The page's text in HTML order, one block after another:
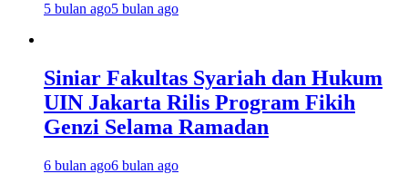
5 bulan ago5 bulan ago
Siniar Fakultas Syariah dan Hukum
UIN Jakarta Rilis Program Fikih
Genzi Selama Ramadan
6 bulan ago6 bulan ago